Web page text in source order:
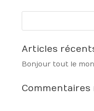
Articles
Bonjour tout le